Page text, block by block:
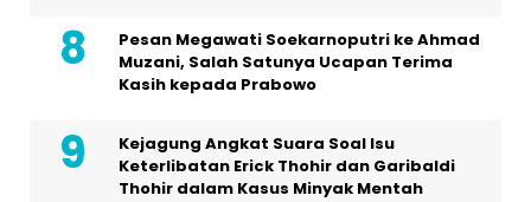
Pesan Megawati Soekarnoputri ke Ahmad
Muzani, Salah Satunya Ucapan Terima
Kasih kepada Prabowo
Kejagung Angkat Suara Soal Isu
Keterlibatan Erick Thohir dan Garibaldi
Thohir dalam Kasus Minyak Mentah